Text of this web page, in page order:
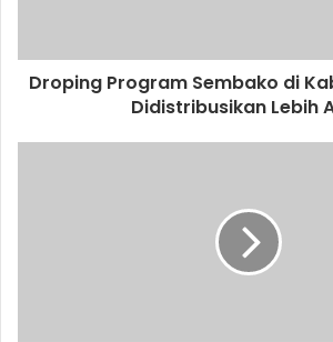
Droping Program Sembako di
Didistribusikan Lebih